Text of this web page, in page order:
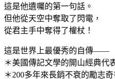
這是他遺囑的第一句話。
但他從天空中奪取了閃電，
從君主手中奪得了權杖！
這是世界上最優秀的自傳——
＊美國傳記文學的開山經典代
＊200多年來長銷不衰的勵志